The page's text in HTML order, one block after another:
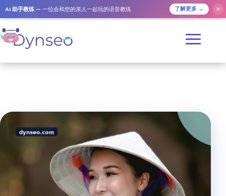
AI 助手教练 — 一位会和您的亲人一起玩的语音教练 了解更多 → ✕
培训